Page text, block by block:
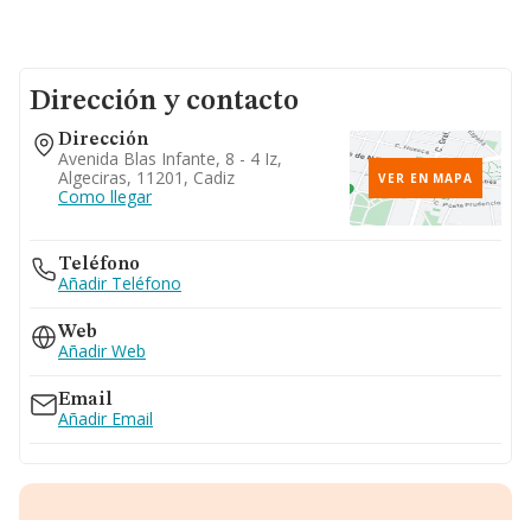
Dirección y contacto
Dirección
Avenida Blas Infante, 8 - 4 Iz,
Algeciras, 11201, Cadiz
Como llegar
VER EN MAPA
Teléfono
Añadir Teléfono
Web
Añadir Web
Email
Añadir Email